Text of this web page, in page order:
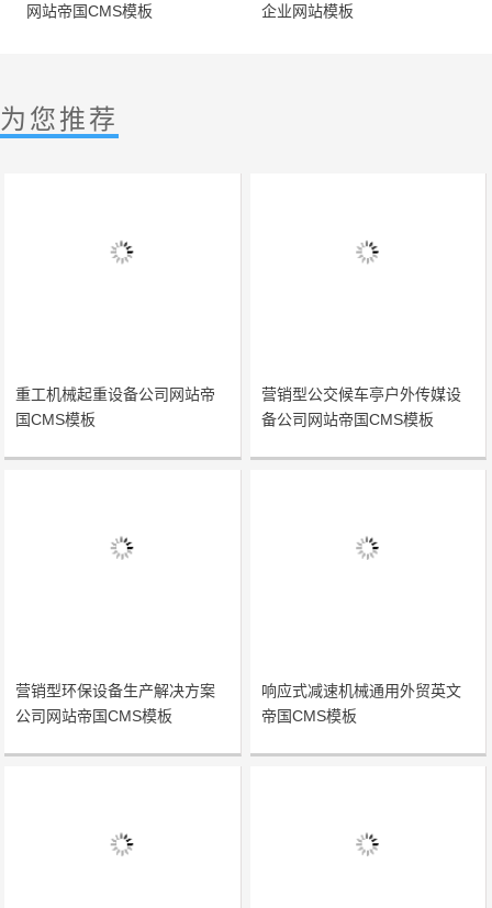
网站帝国CMS模板
企业网站模板
为您推荐
重工机械起重设备公司网站帝
国CMS模板
营销型公交候车亭户外传媒设
备公司网站帝国CMS模板
营销型环保设备生产解决方案
公司网站帝国CMS模板
响应式减速机械通用外贸英文
帝国CMS模板